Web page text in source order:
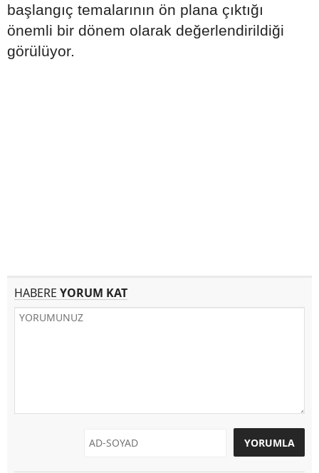
başlangıç temalarının ön plana çıktığı
önemli bir dönem olarak değerlendirildiği
görülüyor.
HABERE YORUM KAT